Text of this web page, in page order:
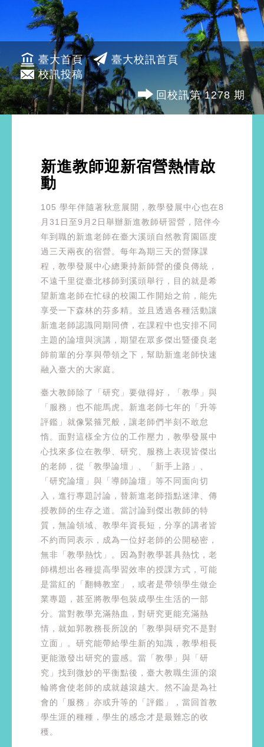
臺大首頁
臺大校訊首頁
校訊投稿
回校訊第 1278 期
新進教師迎新宿營熱情啟
動
105 學年伴隨著秋意展開，教學發展中心也在8
月31日至9月2日舉辦新進教師研習營，陪伴今
年到職的新進老師在臺大溪頭自然教育園區度
過三天兩夜的宿營。每年為期三天的營隊課
程，教學發展中心總秉持新師營的優良傳統，
不遠千里從臺北移師到溪頭舉行，目的就是希
望新進老師在忙碌的校園工作開始之前，能先
享受一下森林的芬多精。並且透過各種活動讓
新進老師認識同期同儕，在課程中也安排不同
主題的論壇與演講，期望在眾多傑出暨優良老
師前輩的分享與帶領之下，幫助新進老師快速
融入臺大的大家庭。
臺大教師除了「研究」要做得好，「教學」與
「服務」也不能馬虎。新進老師七年的「升等
評鑑」就像緊箍咒般，讓老師們半刻不敢怠
惰。面對這樣全方位的工作壓力，教學發展中
心找來多位在教學、研究、服務上表現皆傑出
的老師，從「教學論壇」、「新手上路」、
「研究論壇」與「導師論壇」等不同面向切
入，進行專題討論，替新進老師指點迷津、傳
授教師的生存之道。當討論到傑出教師的特
質，無論領域、教學年資長短，分享的講者皆
不約而同表示，成為一位好老師的公開秘密，
無非「教學熱忱」。因為對教學甚具熱忱，老
師構想出各種提高學習效率的授課方式，可能
是當紅的「翻轉教室」，或者是帶領學生做企
業專題，甚至將教學包裝成學生生活的一部
分。當對教學充滿熱血，對研究更能充滿熱
情，就如郭教務長所說的「教學與研究不是對
立面」。研究能帶給學生新的知識，教學相長
更能激發出研究的靈感。當「教學」與「研
究」找到微妙的平衡點後，臺大教職生涯的滾
輪將會使老師的成就越滾越大。然不論是為社
會的「服務」亦或升等的「評鑑」，當回首教
學生涯的種種，學生的感念才是最難忘的收
穫。